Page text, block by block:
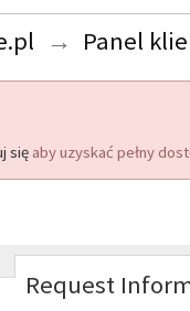
→ Panel
się aby uzyskać pełny
Request